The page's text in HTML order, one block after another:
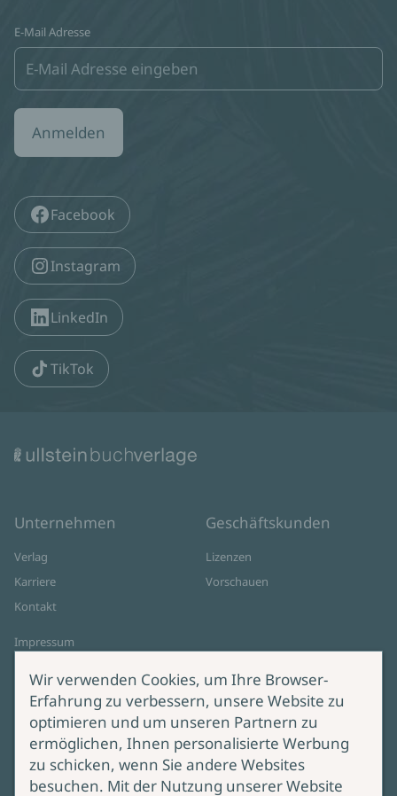
E-Mail Adresse
Anmelden
Facebook
Instagram
LinkedIn
TikTok
Unternehmen
Verlag
Karriere
Kontakt
Impressum
Cookie-Einstellungen
AGB Online Shop
Geschäftskunden
Lizenzen
Vorschauen
Service Produktsicherheit
Wir verwenden Cookies, um Ihre Browser-
Erfahrung zu verbessern, unsere Website zu
optimieren und um unseren Partnern zu
ermöglichen, Ihnen personalisierte Werbung
zu schicken, wenn Sie andere Websites
besuchen. Mit der Nutzung unserer Website